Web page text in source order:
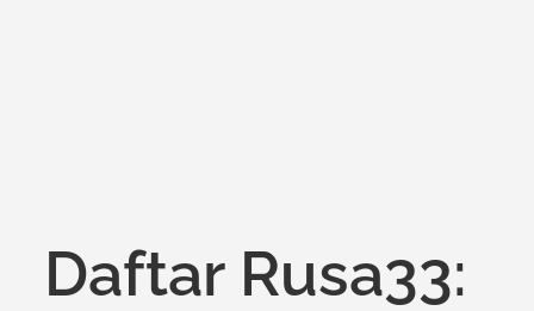
Daftar Rusa33: